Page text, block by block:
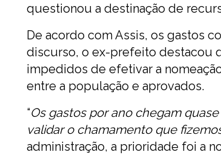
questionou a destinação de
De acordo com Assis, os gastos
discurso, o ex-prefeito destacou
impedidos de efetivar a
entre a população e aprovados.
“Os gastos por ano chegam
validar o chamamento que
administração, a prioridade foi a